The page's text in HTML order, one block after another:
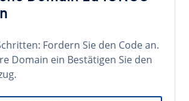
Fordern Sie den Code an.
Domain ein Bestätigen Sie den